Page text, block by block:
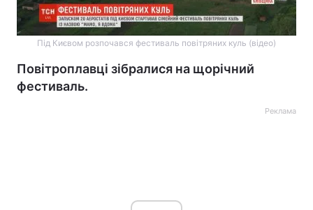
Під Києвом розпочався фестиваль повітряних куль (відео)
Повітроплавці зібралися на щорічний
фестиваль.
Реклама